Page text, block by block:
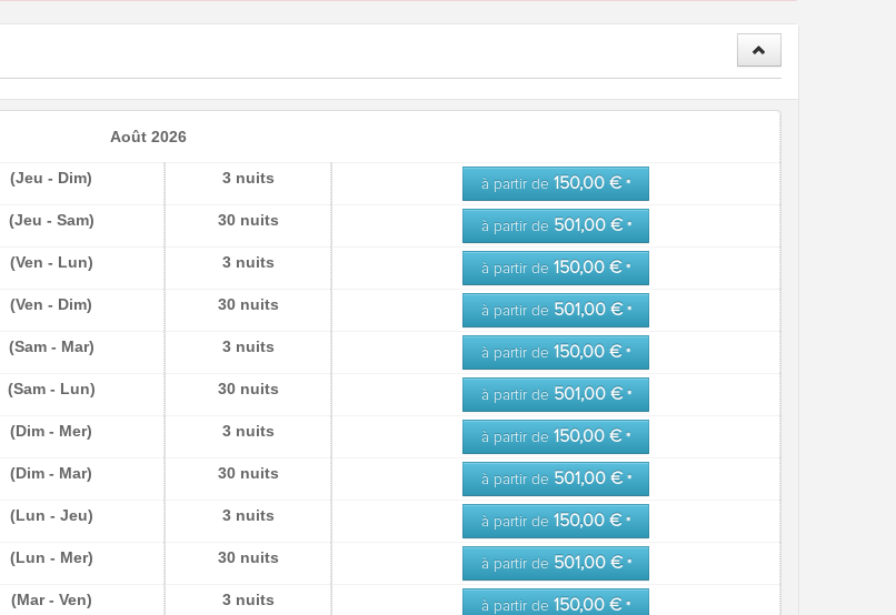
Août 2026
(Jeu - Dim) 3 nuits à partir de 150,00 € *
(Jeu - Sam) 30 nuits à partir de 501,00 € *
(Ven - Lun) 3 nuits à partir de 150,00 € *
(Ven - Dim) 30 nuits à partir de 501,00 € *
(Sam - Mar) 3 nuits à partir de 150,00 € *
(Sam - Lun) 30 nuits à partir de 501,00 € *
(Dim - Mer) 3 nuits à partir de 150,00 € *
(Dim - Mar) 30 nuits à partir de 501,00 € *
(Lun - Jeu) 3 nuits à partir de 150,00 € *
(Lun - Mer) 30 nuits à partir de 501,00 € *
(Mar - Ven) 3 nuits à partir de 150,00 € *